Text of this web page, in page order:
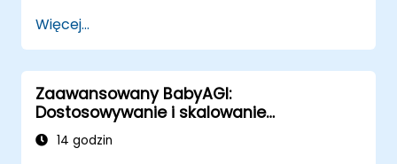
Zintegrować BabyAGI z CRM, ERP i
narzędziami do zwiększania
produktywności.
Automatyzować powtarzalne zadania
biznesowe za pomocą agentów
napędzanych AI.
Więcej...
Zaawansowany BabyAGI:
Dostosowywanie i skalowanie
autonomicznych agentów
14 godzin